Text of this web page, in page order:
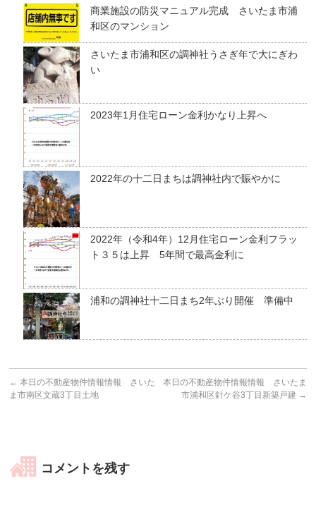
商業施設の防災マニュアル完成 さいたま市浦
和区のマンション
さいたま市浦和区の調神社うさぎ年で大にぎわ
い
2023年1月住宅ローン金利かなり上昇へ
2022年の十二日まちは調神社内で賑やかに
2022年（令和4年）12月住宅ローン金利フラッ
ト３５は上昇 5年間で最高金利に
浦和の調神社十二日まち2年ぶり開催 準備中
← 本日の不動産物件情報情報 さいた
ま市南区文蔵3丁目土地
本日の不動産物件情報情報 さいたま
市浦和区針ケ谷3丁目新築戸建 →
コメントを残す